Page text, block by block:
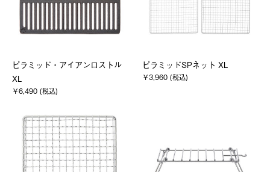
ピラミッド・アイアンロストル
XL
￥6,490 (税込)
ピラミッドSPネット XL
￥3,960 (税込)